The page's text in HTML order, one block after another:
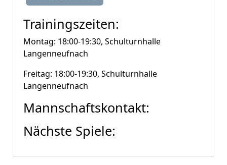
Trainingszeiten:
Montag: 18:00-19:30, Schulturnhalle
Langenneufnach
Freitag: 18:00-19:30, Schulturnhalle
Langenneufnach
Mannschaftskontakt:
Nächste Spiele: